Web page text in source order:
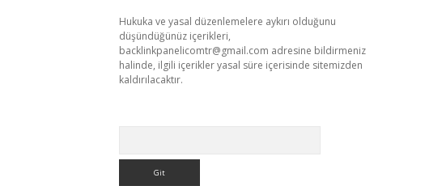
Hukuka ve yasal düzenlemelere aykırı olduğunu
düşündüğünüz içerikleri,
backlinkpanelicomtr@gmail.com adresine bildirmeniz
halinde, ilgili içerikler yasal süre içerisinde sitemizden
kaldırılacaktır.